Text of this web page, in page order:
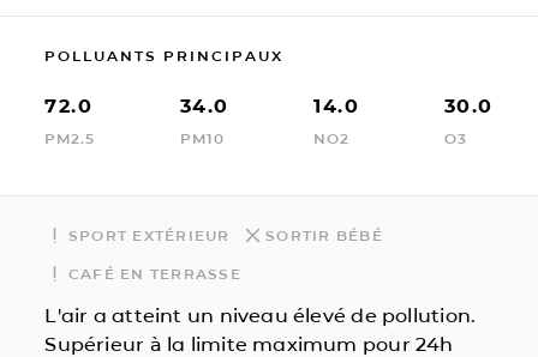
POLLUANTS PRINCIPAUX
72.0
PM2.5
34.0
PM10
14.0
NO2
30.0
O3
SPORT EXTÉRIEUR SORTIR BÉBÉ
CAFÉ EN TERRASSE
L'air a atteint un niveau élevé de pollution.
Supérieur à la limite maximum pour 24h